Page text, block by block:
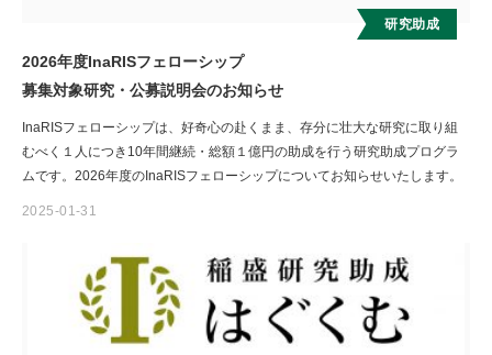
研究助成
2026年度InaRISフェローシップ
募集対象研究・公募説明会のお知らせ
InaRISフェローシップは、好奇心の赴くまま、存分に壮大な研究に取り組
むべく１人につき10年間継続・総額１億円の助成を行う研究助成プログラ
ムです。2026年度のInaRISフェローシップについてお知らせいたします。
2025-01-31